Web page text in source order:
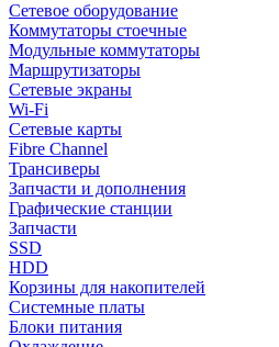
Сетевое оборудование
Коммутаторы стоечные
Модульные коммутаторы
Маршрутизаторы
Сетевые экраны
Wi-Fi
Сетевые карты
Fibre Channel
Трансиверы
Запчасти и дополнения
Графические станции
Запчасти
SSD
HDD
Корзины для накопителей
Системные платы
Блоки питания